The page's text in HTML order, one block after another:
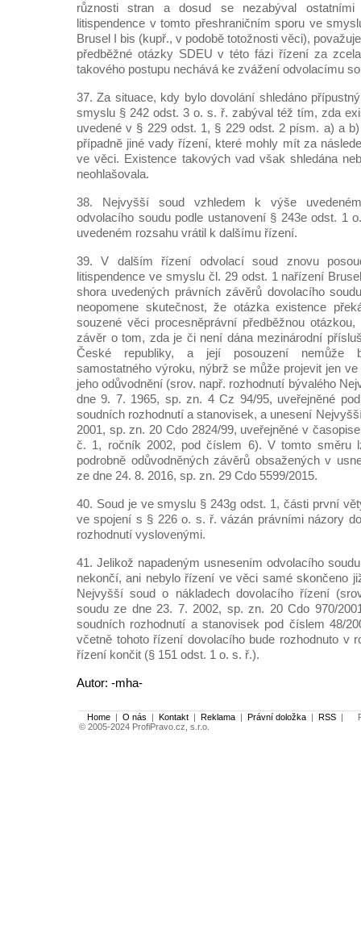
různosti stran a dosud se nezabýval ostatními
litispendence v tomto přeshraničním sporu ve
Brusel I bis (kupř., v podobě totožnosti věci),
předběžné otázky SDEU v této fázi řízení za
takového postupu nechává ke zvážení odvolacímu
37. Za situace, kdy bylo dovolání shledáno
smyslu § 242 odst. 3 o. s. ř. zabýval též tím, zda
uvedené v § 229 odst. 1, § 229 odst. 2 písm. a) a
případně jiné vady řízení, které mohly mít za
ve věci. Existence takových vad však shledána
neohlašovala.
38. Nejvyšší soud vzhledem k výše
odvolacího soudu podle ustanovení § 243e odst. 1
uvedeném rozsahu vrátil k dalšímu řízení.
39. V dalším řízení odvolací soud znovu
litispendence ve smyslu čl. 29 odst. 1 nařízení
shora uvedených právních závěrů dovolacího
neopomene skutečnost, že otázka existence
souzené věci procesněprávní předběžnou
závěr o tom, zda je či není dána mezinárodní
České republiky, a její posouzení nemůže
samostatného výroku, nýbrž se může projevit jen
jeho odůvodnění (srov. např. rozhodnutí bývalého
dne 9. 7. 1965, sp. zn. 4 Cz 94/95, uveřejněné
soudních rozhodnutí a stanovisek, a unesení
2001, sp. zn. 20 Cdo 2824/99, uveřejněné v
č. 1, ročník 2002, pod číslem 6). V tomto směru
podrobně odůvodněných závěrů obsažených v
ze dne 24. 8. 2016, sp. zn. 29 Cdo 5599/2015.
40. Soud je ve smyslu § 243g odst. 1, části první
ve spojení s § 226 o. s. ř. vázán právními názory
rozhodnutí vyslovenými.
41. Jelikož napadeným usnesením odvolacího
nekončí, ani nebylo řízení ve věci samé skončeno
Nejvyšší soud o nákladech dovolacího řízení
soudu ze dne 23. 7. 2002, sp. zn. 20 Cdo 970/
soudních rozhodnutí a stanovisek pod číslem 48/
včetně tohoto řízení dovolacího bude rozhodnuto v
řízení končit (§ 151 odst. 1 o. s. ř.).
Autor: -mha-
Home | O nás | Kontakt | Reklama | Právní doložka | RSS |
© 2005-2024 ProfiPravo.cz, s.r.o.